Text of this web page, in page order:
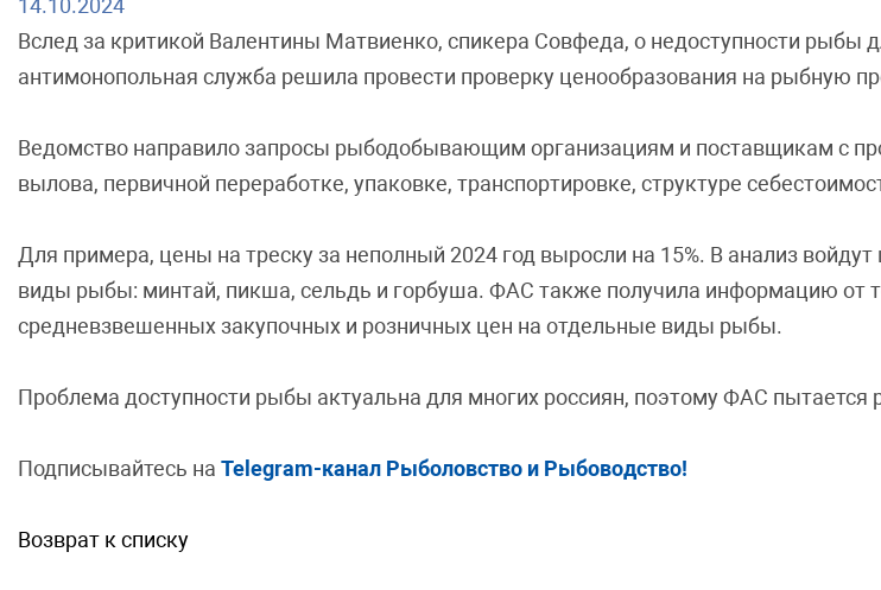
14.10.2024
Вслед за критикой Валентины Матвиенко, спикера Совфеда, о недоступности рыбы
антимонопольная служба решила провести проверку ценообразования на рыбную
Ведомство направило запросы рыбодобывающим организациям и поставщикам с
вылова, первичной переработке, упаковке, транспортировке, структуре
Для примера, цены на треску за неполный 2024 год выросли на 15%. В анализ
виды рыбы: минтай, пикша, сельдь и горбуша. ФАС также получила информацию от
средневзвешенных закупочных и розничных цен на отдельные виды рыбы.
Проблема доступности рыбы актуальна для многих россиян, поэтому ФАС пытается
Подписывайтесь на Telegram-канал Рыболовство и Рыбоводство!
Возврат к списку